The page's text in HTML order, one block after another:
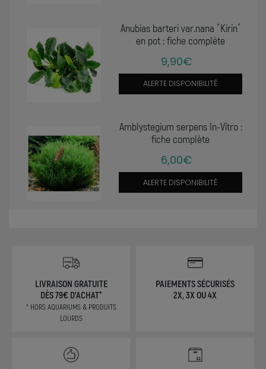
Anubias barteri var.nana ´Kirin´
en pot : fiche complète
9,90€
ALERTE DISPONIBILITÉ
Amblystegium serpens In-Vitro :
fiche complète
6,00€
ALERTE DISPONIBILITÉ
LIVRAISON GRATUITE
DÈS 79€ D'ACHAT*
* HORS AQUARIUMS & PRODUITS
LOURDS
PAIEMENTS SÉCURISÉS
2X, 3X OU 4X